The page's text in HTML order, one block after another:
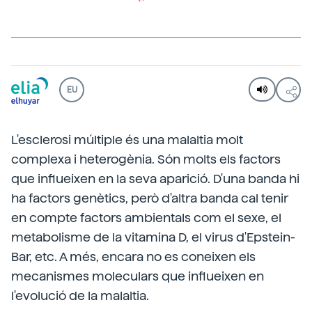
EU
L'esclerosi múltiple és una malaltia molt
complexa i heterogènia. Són molts els factors
que influeixen en la seva aparició. D'una banda hi
ha factors genètics, però d'altra banda cal tenir
en compte factors ambientals com el sexe, el
metabolisme de la vitamina D, el virus d'Epstein-
Bar, etc. A més, encara no es coneixen els
mecanismes moleculars que influeixen en
l'evolució de la malaltia.